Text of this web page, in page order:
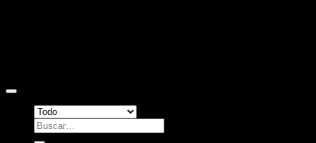
Buscar
por: